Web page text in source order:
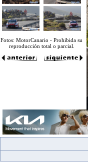
Fotos: MotorCanario - Prohibida su
reproducción total o parcial.